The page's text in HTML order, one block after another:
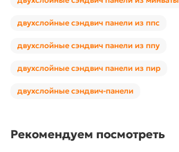
двухслойные сэндвич панели из ппс
двухслойные сэндвич панели из ппу
двухслойные сэндвич панели из пир
двухслойные сэндвич-панели
Рекомендуем посмотреть